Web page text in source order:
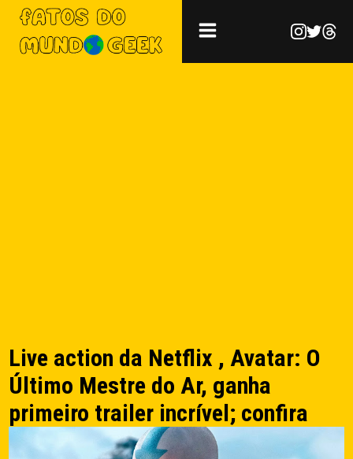
Live action da Netflix , Avatar: O
Último Mestre do Ar, ganha
primeiro trailer incrível; confira